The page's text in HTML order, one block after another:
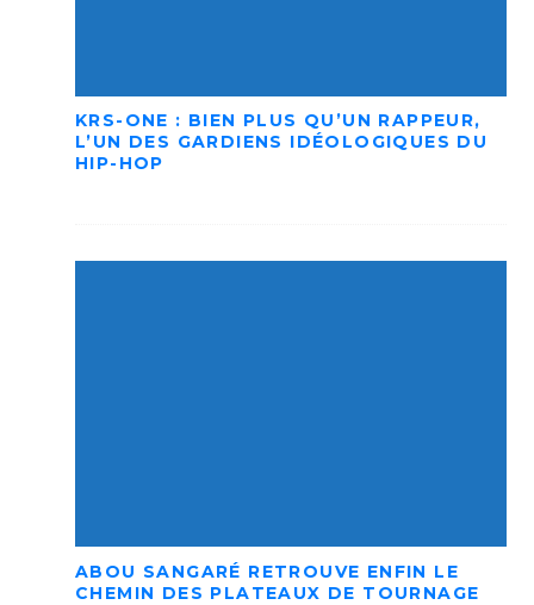
KRS-ONE : BIEN PLUS QU’UN RAPPEUR,
L’UN DES GARDIENS IDÉOLOGIQUES DU
HIP-HOP
ABOU SANGARÉ RETROUVE ENFIN LE
CHEMIN DES PLATEAUX DE TOURNAGE